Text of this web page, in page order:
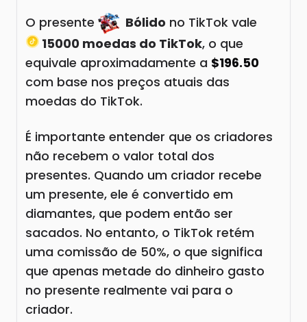
O presente Bólido no TikTok vale
15000 moedas do TikTok, o que
equivale aproximadamente a $196.50
com base nos preços atuais das
moedas do TikTok.
É importante entender que os criadores
não recebem o valor total dos
presentes. Quando um criador recebe
um presente, ele é convertido em
diamantes, que podem então ser
sacados. No entanto, o TikTok retém
uma comissão de 50%, o que significa
que apenas metade do dinheiro gasto
no presente realmente vai para o
criador.